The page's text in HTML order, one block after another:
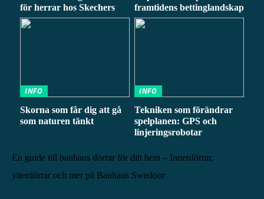
för herrar hos Skechers
framtidens bettinglandskap
INFO
Skorna som får dig att gå
som naturen tänkt
INFO
Tekniken som förändrar
spelplanen: GPS och
linjeringsrobotar
En guide till bauhaus dörrar för ditt hem – Innerdörrar,
ytterdörrar och mer på Bauhaus Swedoor